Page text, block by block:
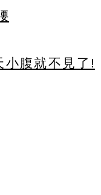
腹就不見了!